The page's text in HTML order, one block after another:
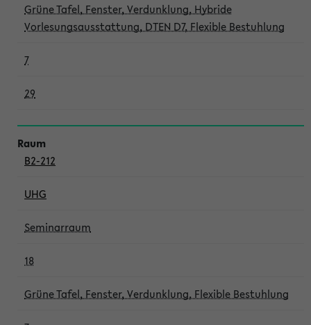
Grüne Tafel, Fenster, Verdunklung, Hybride
Vorlesungsausstattung, DTEN D7, Flexible Bestuhlung
7
29
B2-212
UHG
Seminarraum
18
Grüne Tafel, Fenster, Verdunklung, Flexible Bestuhlung